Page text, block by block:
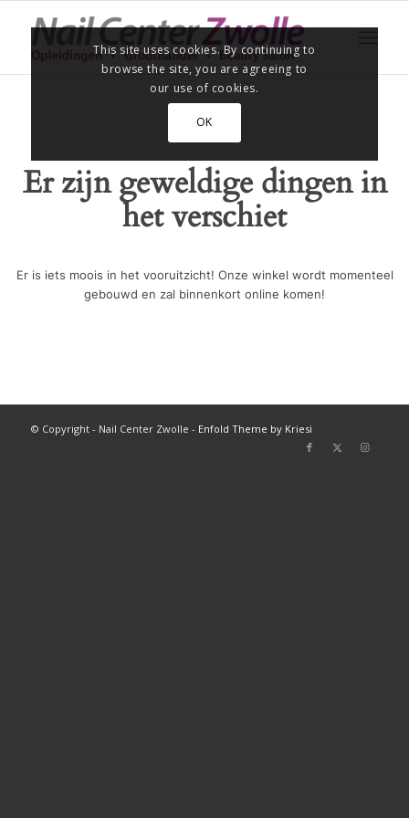
Er zijn geweldige dingen in
het verschiet
Er is iets moois in het vooruitzicht! Onze winkel wordt momenteel
gebouwd en zal binnenkort online komen!
© Copyright - Nail Center Zwolle - Enfold Theme by Kriesi
This site uses cookies. By continuing to
browse the site, you are agreeing to
our use of cookies.
OK